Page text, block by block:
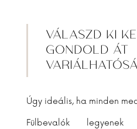
VÁLASZD KI
GONDOLD ÁT
Úgy ideális, ha minden
Fülbevalók legyenek